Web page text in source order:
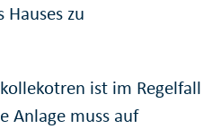
zu
ist im Regelfall
Anlage muss auf